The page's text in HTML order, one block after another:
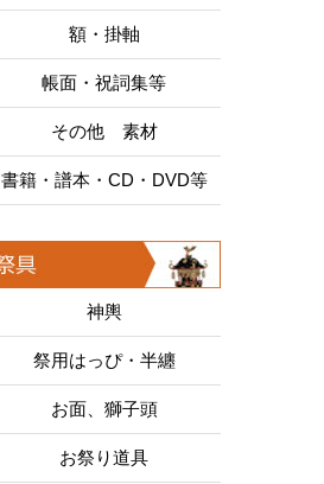
額・掛軸
帳面・祝詞集等
その他 素材
書籍・譜本・CD・DVD等
神輿
祭用はっぴ・半纏
お面、獅子頭
お祭り道具